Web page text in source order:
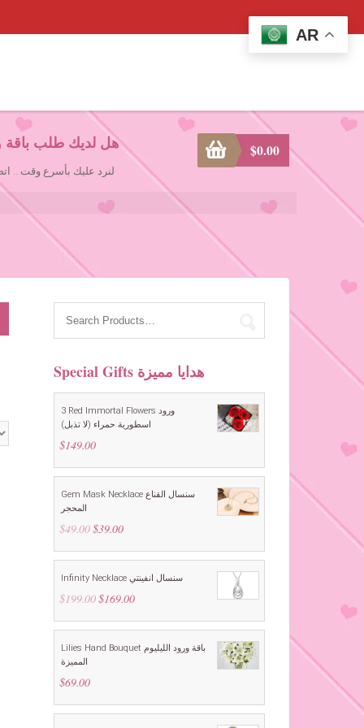
هل لديك طلب باقة
لنرد عليك بأسرع وقت...
$0.00
Special Gifts هدايا مميزة
3 Red Immortal Flowers ورود
اسطورية حمراء (لا تذبل)
$149.00
Gem Mask Necklace سنسال القناع
المحجر
$49.00 Original
was:
$39.00Current
is:
Infinity Necklace سنسال انفينتي
$199.00 Original
was:
$169.00Current
is:
Lilies Hand Bouquet باقة ورود الليليوم
المميزة
$69.00
AR